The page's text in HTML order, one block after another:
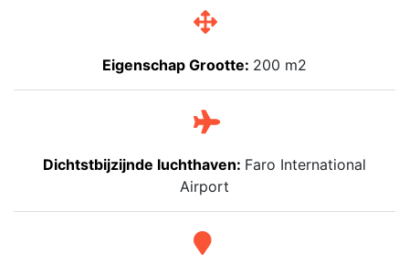
Eigenschap Grootte: 200 m2
Dichtstbijzijnde luchthaven: Faro International
Airport